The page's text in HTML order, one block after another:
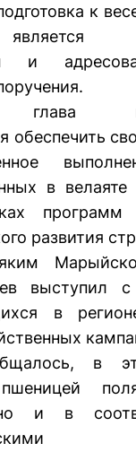
к
и
обеспечить
в
программ
развития
выступил
в
в
и в